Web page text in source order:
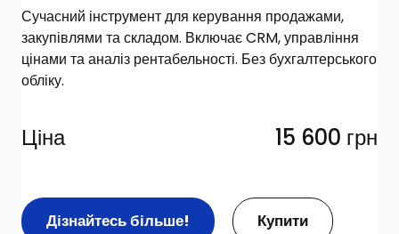
Сучасний інструмент для керування продажами,
закупівлями та складом. Включає CRM, управління
цінами та аналіз рентабельності. Без бухгалтерського
обліку.
Ціна 15 600 грн
Дізнайтесь більше! Купити